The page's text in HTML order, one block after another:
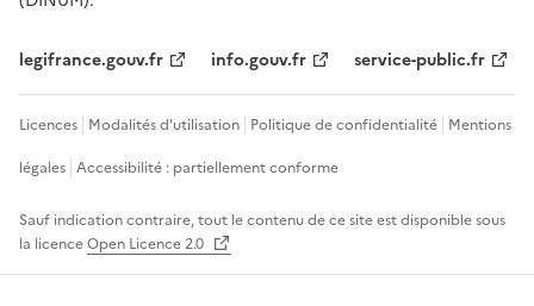
legifrance.gouv.fr info.gouv.fr service-public.fr
Licences Modalités d'utilisation Politique de confidentialité Mentions
légales Accessibilité : partiellement conforme
Sauf indication contraire, tout le contenu de ce site est disponible sous
la licenceOpen Licence 2.0